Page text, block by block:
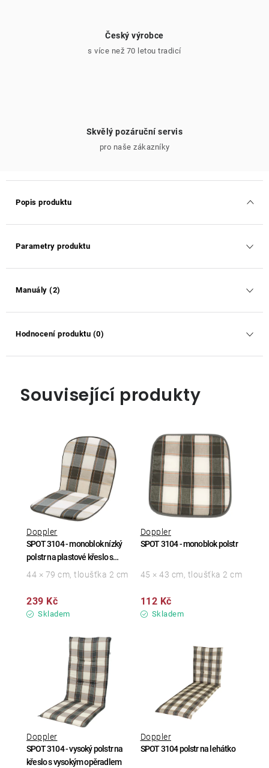
Český výrobce
s více než 70 letou tradicí
Skvělý pozáruční servis
pro naše zákazníky
Popis produktu
Parametry produktu
Manuály (2)
Hodnocení produktu (0)
Související produkty
SPOT 3104 - monoblok nízký
polstr na plastové křeslo s
nízkým opěradlem
Doppler
Skladem
239 Kč
44 × 79 cm, tloušťka 2 cm
SPOT 3104 - monoblok polstr
Doppler
Skladem
112 Kč
45 × 43 cm, tloušťka 2 cm
SPOT 3104 - vysoký polstr na
křeslo s vysokým opěradlem
Doppler
SPOT 3104 polstr na lehátko
Doppler